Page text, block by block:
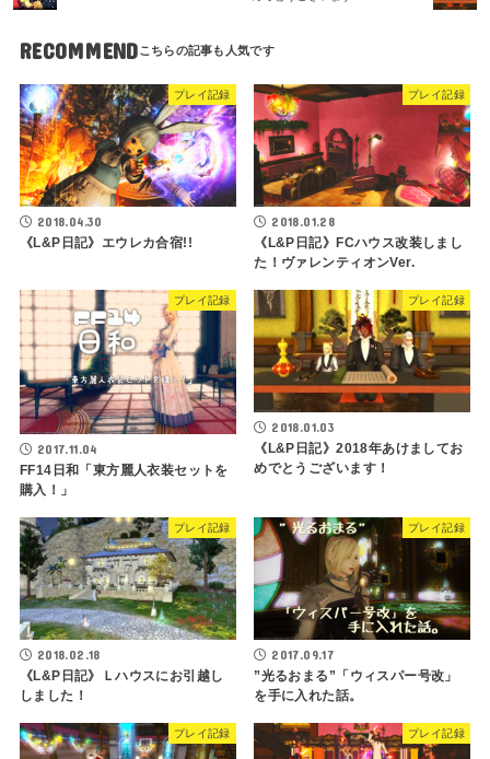
RECOMMEND
プレイ記録
2018.04.30
《L&P日記》エウレカ合宿!!
プレイ記録
2018.01.28
《L&P日記》FCハウス改装しまし
た！ヴァレンティオンVer.
プレイ記録
2017.11.04
FF14日和「東方麗人衣装セットを
購入！」
プレイ記録
2018.01.03
《L&P日記》2018年あけましてお
めでとうございます！
プレイ記録
2018.02.18
《L&P日記》Ｌハウスにお引越し
しました！
プレイ記録
2017.09.17
”光るおまる”「ウィスパー号改」
を手に入れた話。
プレイ記録 プレイ記録